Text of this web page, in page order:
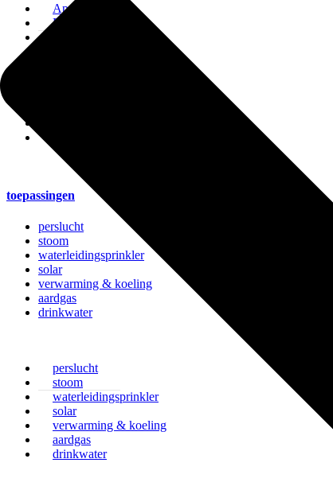
Apollo FullFlow
Pegler ProFlow
toepassingen
perslucht
stoom
waterleidingsprinkler
solar
verwarming & koeling
aardgas
drinkwater
perslucht
stoom
waterleidingsprinkler
solar
verwarming & koeling
aardgas
drinkwater